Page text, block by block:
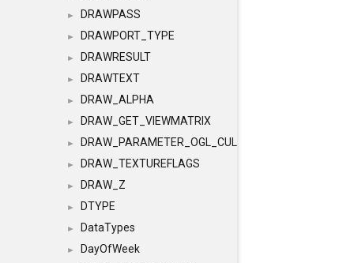
► DRAWPASS
► DRAWPORT_TYPE
► DRAWRESULT
► DRAWTEXT
► DRAW_ALPHA
► DRAW_GET_VIEWMATRIX
► DRAW_PARAMETER_OGL_CULLING
► DRAW_TEXTUREFLAGS
► DRAW_Z
► DTYPE
► DataTypes
► DayOfWeek